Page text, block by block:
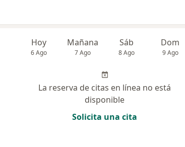
Hoy
6 Ago
Mañana
7 Ago
Sáb
8 Ago
Dom
9 Ago
La reserva de citas en línea no está
disponible
Solicita una cita